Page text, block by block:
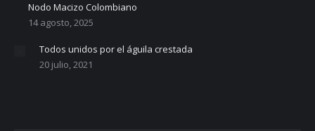
Nodo Macizo Colombiano
14 agosto, 2025
Todos unidos por el águila crestada
20 julio, 2021